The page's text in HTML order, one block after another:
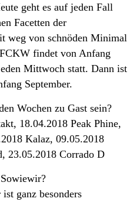
geht es auf jeden Fall
Facetten der
weg von schnöden Minimal
findet von Anfang
Mittwoch statt. Dann ist
September.
Wochen zu Gast sein?
18.04.2018 Peak Phine,
Kalaz, 09.05.2018
23.05.2018 Corrado D
ganz besonders